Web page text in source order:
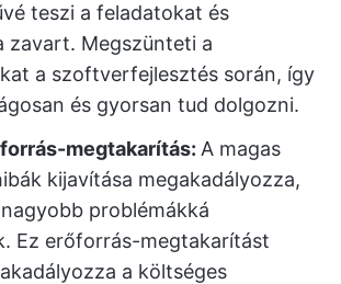
teszi a feladatokat és
zavart. Megszünteti a
a szoftverfejlesztés során, így
és gyorsan tud dolgozni.
megtakarítás: A magas
kijavítása megakadályozza,
problémákká
Ez erőforrás-megtakarítást
a költséges